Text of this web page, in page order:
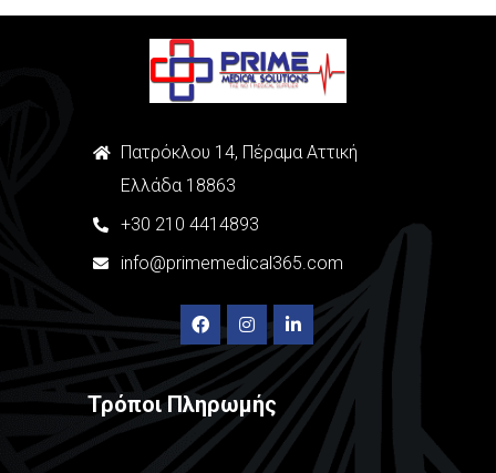
Πατρόκλου 14, Πέραμα Αττική
Ελλάδα 18863
+30 210 4414893
info@primemedical365.com
Τρόποι Πληρωμής